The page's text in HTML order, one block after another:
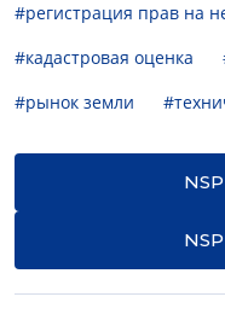
#регистрация прав на
#кадастровая оценка
#рынок земли